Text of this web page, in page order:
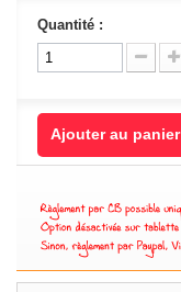
Quantité :
Ajouter au panier